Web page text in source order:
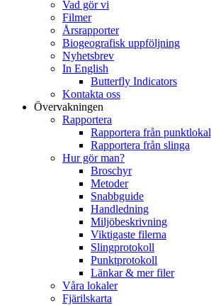
Vad gör vi
Filmer
Årsrapporter
Biogeografisk uppföljning
Nyhetsbrev
In English
Butterfly Indicators
Kontakta oss
Övervakningen
Rapportera
Rapportera från punktlokal
Rapportera från slinga
Hur gör man?
Broschyr
Metoder
Snabbguide
Handledning
Miljöbeskrivning
Viktigaste filerna
Slingprotokoll
Punktprotokoll
Länkar & mer filer
Våra lokaler
Fjärilskarta